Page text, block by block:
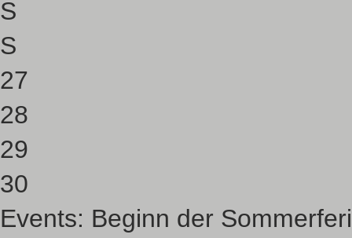
S
S
27
28
29
30
Events: Beginn der